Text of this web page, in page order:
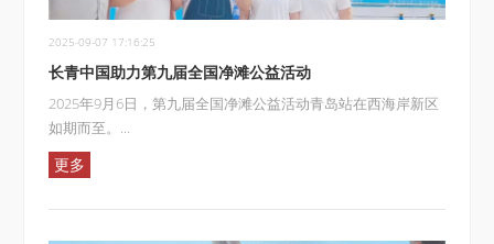
2025-09-07 17:16:25
长青中国助力第九届全国净滩公益活动
2025年9月6日，第九届全国净滩公益活动青岛站在西海岸新区
如期而至。...
更多